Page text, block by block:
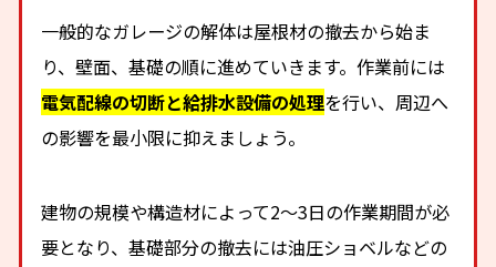
一般的なガレージの解体は屋根材の撤去から始ま
り、壁面、基礎の順に進めていきます。作業前には
電気配線の切断と給排水設備の処理を行い、周辺へ
の影響を最小限に抑えましょう。
建物の規模や構造材によって2〜3日の作業期間が必
要となり、基礎部分の撤去には油圧ショベルなどの